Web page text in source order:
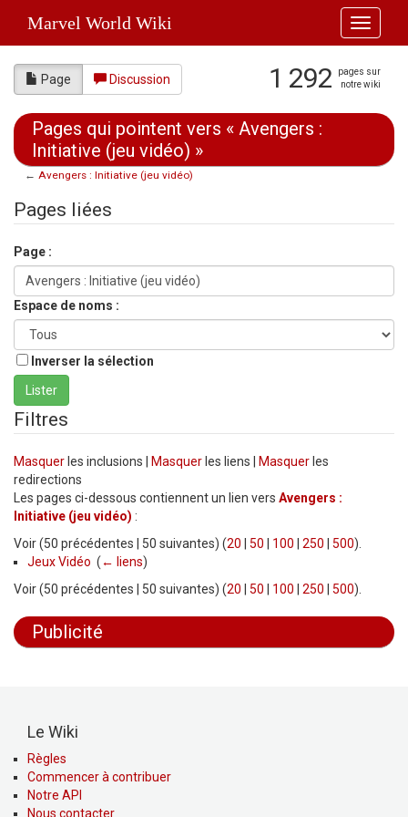
Toggle
Marvel World Wiki
Page Discussion 1 292
pages sur
notre wiki
Pages qui pointent vers « Avengers :
Initiative (jeu vidéo) »
← Avengers : Initiative (jeu vidéo)
Pages liées
Page :
Espace de noms :
Inverser la sélection
Filtres
Masquer les inclusions | Masquer les liens | Masquer les
redirections
Les pages ci-dessous contiennent un lien vers Avengers :
Initiative (jeu vidéo) :
Voir (50 précédentes | 50 suivantes) (20 50 100 250 500).
Jeux Vidéo ( ← liens)
Voir (50 précédentes | 50 suivantes) (20 50 100 250 500).
Publicité
Le Wiki
Règles
Commencer à contribuer
Notre API
Nous contacter